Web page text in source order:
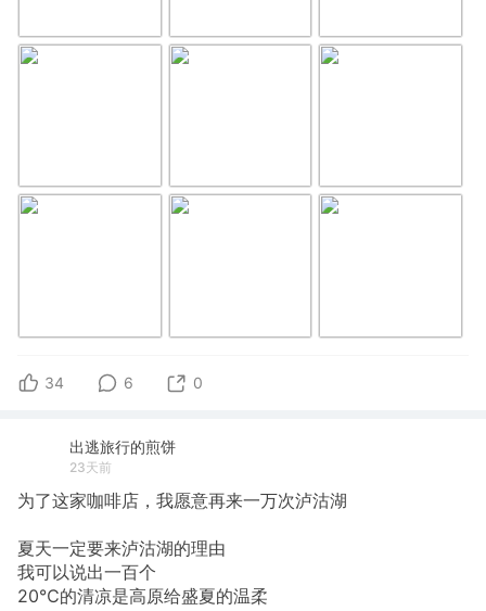
34 6 0
出逃旅行的煎饼
23天前
为了这家咖啡店，我愿意再来一万次泸沽湖
夏天一定要来泸沽湖的理由
我可以说出一百个
20℃的清凉是高原给盛夏的温柔